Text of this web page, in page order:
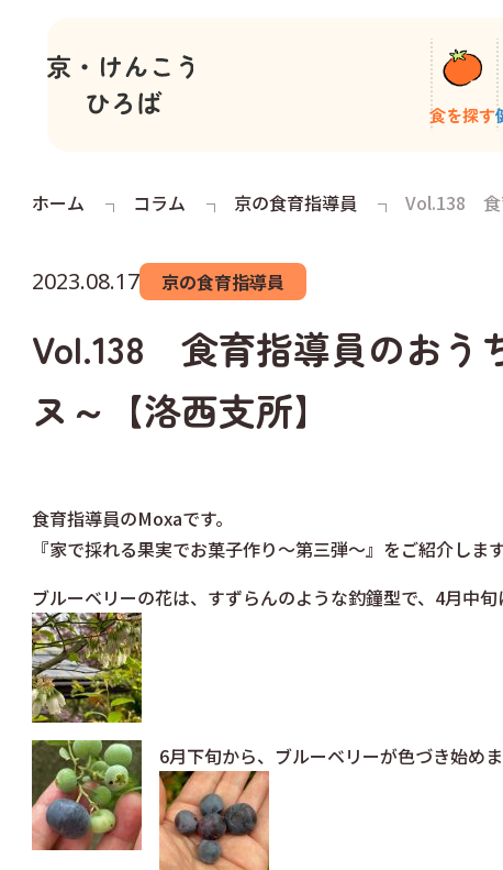
食を探す
ホーム コラム 京の食育指導員 Vol.138 食
2023.08.17 京の食育指導員
Vol.138 食育指導員のおう
ヌ～【洛西支所】
食育指導員のMoxaです。
『家で採れる果実でお菓子作り～第三弾～』をご紹介します
ブルーベリーの花は、すずらんのような釣鐘型で、4月中旬
6月下旬から、ブルーベリーが色づき始めま